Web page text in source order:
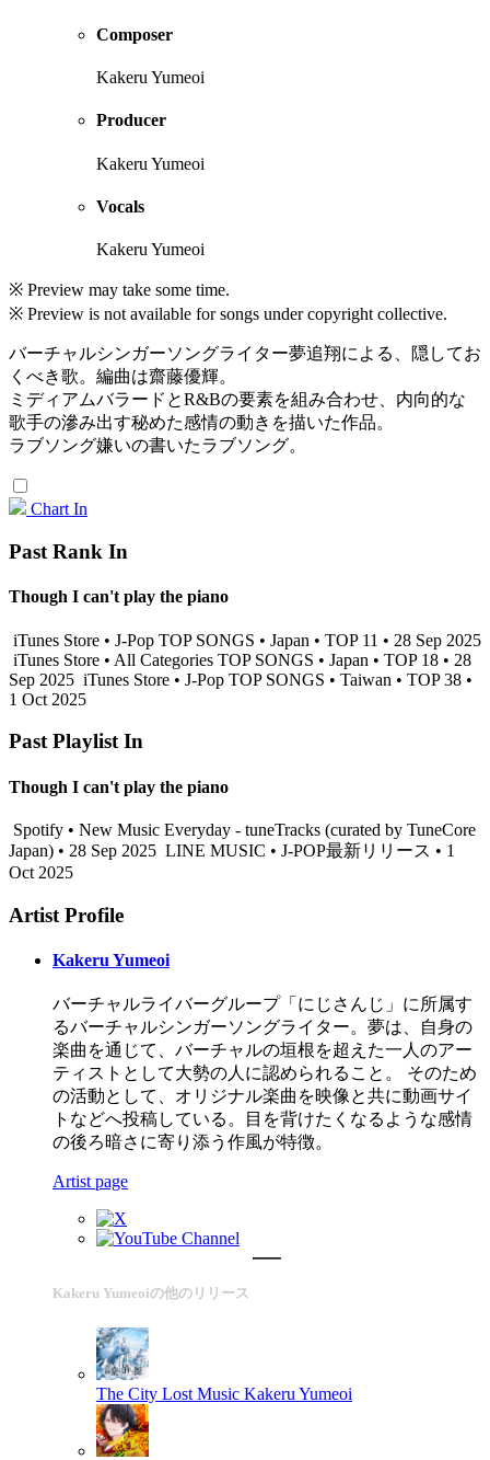
Composer
Kakeru Yumeoi
Producer
Kakeru Yumeoi
Vocals
Kakeru Yumeoi
※ Preview may take some time.
※ Preview is not available for songs under copyright collective.
バーチャルシンガーソングライター夢追翔による、隠してお
くべき歌。編曲は齋藤優輝。
ミディアムバラードとR&Bの要素を組み合わせ、内向的な
歌手の滲み出す秘めた感情の動きを描いた作品。
ラブソング嫌いの書いたラブソング。
Chart In
Past Rank In
Though I can't play the piano
iTunes Store • J-Pop TOP SONGS • Japan • TOP 11 • 28 Sep 2025
iTunes Store • All Categories TOP SONGS • Japan • TOP 18 • 28
Sep 2025 iTunes Store • J-Pop TOP SONGS • Taiwan • TOP 38 •
1 Oct 2025
Past Playlist In
Though I can't play the piano
Spotify • New Music Everyday - tuneTracks (curated by TuneCore
Japan) • 28 Sep 2025 LINE MUSIC • J-POP最新リリース • 1
Oct 2025
Artist Profile
Kakeru Yumeoi
バーチャルライバーグループ「にじさんじ」に所属す
るバーチャルシンガーソングライター。夢は、自身の
楽曲を通じて、バーチャルの垣根を超えた一人のアー
ティストとして大勢の人に認められること。 そのため
の活動として、オリジナル楽曲を映像と共に動画サイ
トなどへ投稿している。目を背けたくなるような感情
の後ろ暗さに寄り添う作風が特徴。
Artist page
Kakeru Yumeoiの他のリリース
The City Lost Music Kakeru Yumeoi